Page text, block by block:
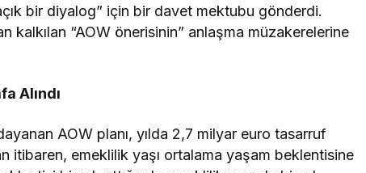
bir diyalog” için bir davet mektubu gönderdi.
kalkılan “AOW önerisinin” anlaşma müzakerelerine
Alındı
AOW planı, yılda 2,7 milyar euro tasarruf
itibaren, emeklilik yaşı ortalama yaşam beklentisine